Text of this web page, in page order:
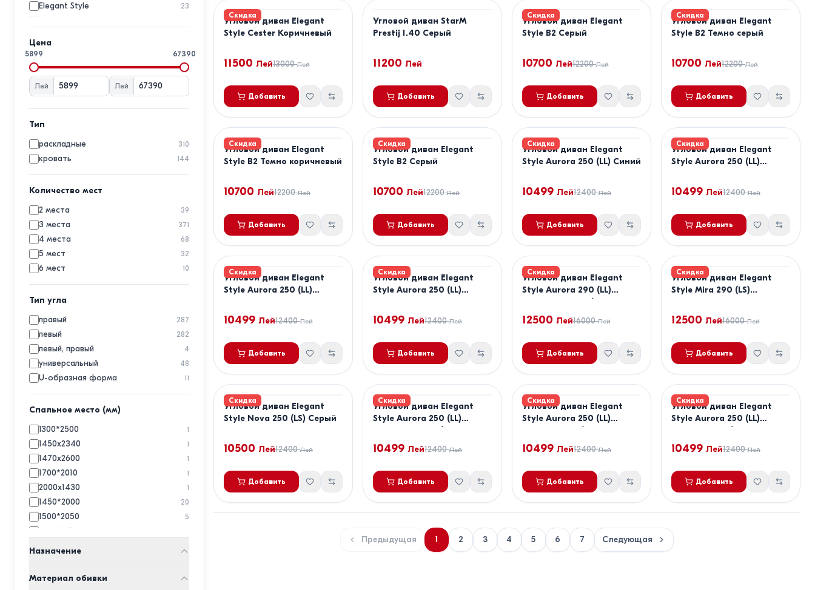
Elegant Style
23
Fabulous
Fedo
GABI
17
3
Indart 1
Magnifico Meble
Mobilier
Modern
Polimobil
SM
Sofyno
1
Space
Space Meble
StarM
7
Trendy
VicMob
VLM
Цена
5899 67390
Лей Лей
Тип
раскладные
310
кровать 144
Количество мест
2 места
39
3 места 371
4 места 68
5 мест 32
6 мест 10
Тип угла
правый
287
левый 282
левый, правый 4
универсальный 48
U-образная форма 11
Спальное место (мм)
1300*2500
1
1450x2340 1
1470x2600 1
1700*2010 1
2000x1430 1
1450*2000 20
1500*2050 5
1500x2800
Назначение
Материал обивки
Скидка
Угловой диван Elegant
Style Cester Коричневый
11500 Лей13000 Лей
Добавить
Угловой диван StarM
Prestij 1.40 Серый
11200 Лей
Добавить
Скидка
Угловой диван Elegant
Style B2 Серый
10700 Лей12200 Лей
Добавить
Скидка
Угловой диван Elegant
Style B2 Темно серый
10700 Лей12200 Лей
Добавить
Скидка
Угловой диван Elegant
Style B2 Темно коричневый
10700 Лей12200 Лей
Добавить
Скидка
Угловой диван Elegant
Style B2 Серый
10700 Лей12200 Лей
Добавить
Скидка
Угловой диван Elegant
Style Aurora 250 (LL) Синий
10499 Лей12400 Лей
Добавить
Скидка
Угловой диван Elegant
Style Aurora 250 (LL)
10499 Лей12400 Лей
Добавить
Скидка
Угловой диван Elegant
Style Aurora 250 (LL)
10499 Лей12400 Лей
Добавить
Скидка
Угловой диван Elegant
Style Aurora 250 (LL)
10499 Лей12400 Лей
Добавить
Скидка
Угловой диван Elegant
Style Aurora 290 (LL)
Светло-Серый / Темно-
Серый
12500 Лей16000 Лей
Добавить
Скидка
Угловой диван Elegant
Style Mira 290 (LS)
12500 Лей16000 Лей
Добавить
Скидка
Угловой диван Elegant
Style Nova 250 (LS) Серый
10500 Лей12400 Лей
Добавить
Скидка
Угловой диван Elegant
Style Aurora 250 (LL)
Светло Серый / Темно
Серый
10499 Лей12400 Лей
Добавить
Скидка
Угловой диван Elegant
Style Aurora 250 (LL)
Коричневый / Бнжнвый
10499 Лей12400 Лей
Добавить
Скидка
Угловой диван Elegant
Style Aurora 250 (LL)
Коричневый / Бежевый
10499 Лей12400 Лей
Добавить
Предыдущая 1 2 3 4 5 6 7 Следующая